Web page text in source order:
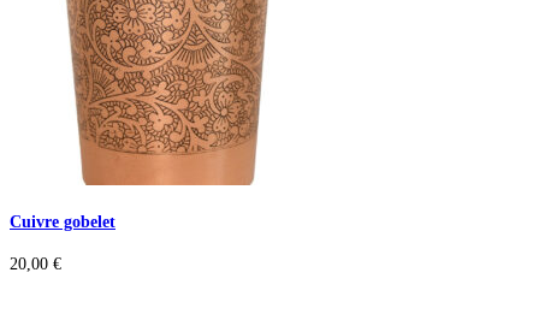
Cuivre gobelet
20,00 €